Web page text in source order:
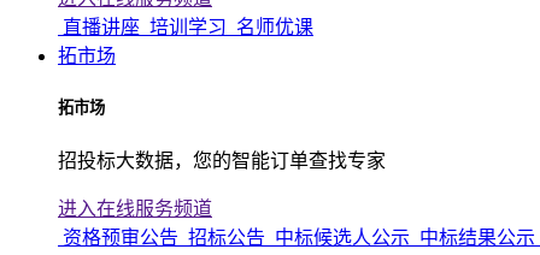
直播讲座 培训学习 名师优课
拓市场
拓市场
招投标大数据，您的智能订单查找专家
进入在线服务频道
资格预审公告 招标公告 中标候选人公示 中标结果公示